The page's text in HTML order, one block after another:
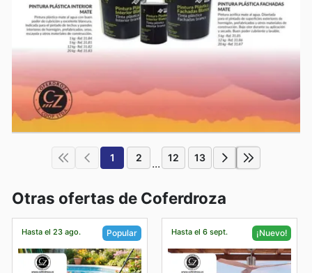
1 2 ... 12 13
Otras ofertas de Coferdroza
Hasta el 23 ago. Popular Hasta el 6 sept. ¡Nuevo!